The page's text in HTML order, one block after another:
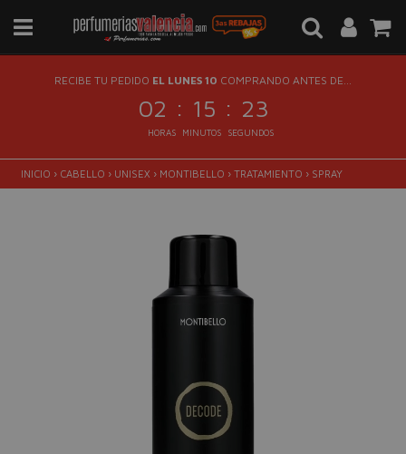
RECIBE TU PEDIDO EL LUNES 10 COMPRANDO ANTES DE...
02 : 15 : 22
HORAS MINUTOS SEGUNDOS
INICIO › CABELLO › UNISEX › MONTIBELLO › TRATAMIENTO › SPRAY